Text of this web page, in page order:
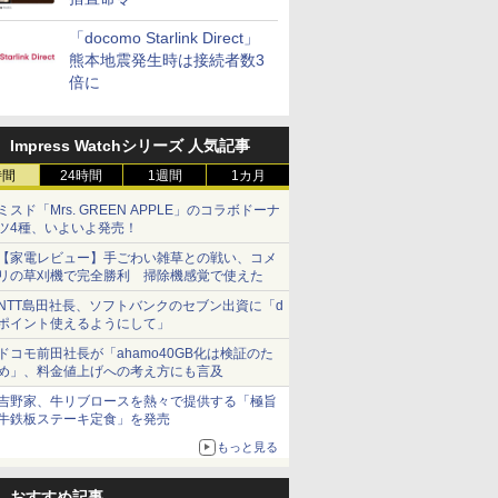
「docomo Starlink Direct」
熊本地震発生時は接続者数3
倍に
Impress Watchシリーズ 人気記事
24時間 1週間 1カ月
スド「Mrs. GREEN APPLE」のコラボドーナ
4種、いよいよ発売！
家電レビュー】手ごわい雑草との戦い、コメ
の草刈機で完全勝利 掃除機感覚で使えた
島田社長、ソフトバンクのセブン出資に「d
イント使えるようにして」
コモ前田社長が「ahamo40GB化は検証のた
」、料金値上げへの考え方にも言及
野家、牛リブロースを熱々で提供する「極旨
鉄板ステーキ定食」を発売
もっと見る